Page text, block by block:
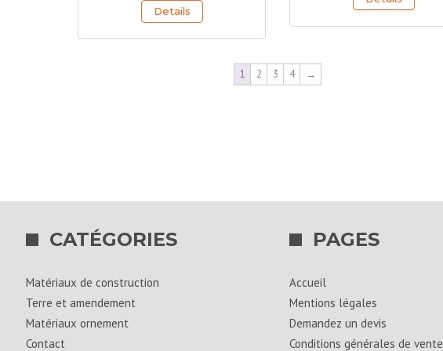
Details
1 2 3 4 →
CATÉGORIES
Matériaux de construction
Terre et amendement
Matériaux ornement
Contact
PAGES
Accueil
Mentions légales
Demandez un devis
Conditions générales de vente